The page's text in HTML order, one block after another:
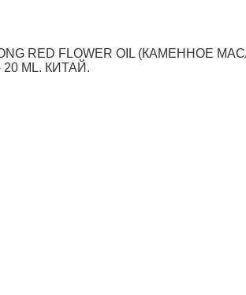
RED FLOWER OIL (КАМЕННОЕ
ML. КИТАЙ.